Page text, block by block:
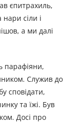
єпитрахиль,
сіли і
а ми далі
парафіяни,
Служив до
сповідати,
та їжі. Був
Досі про